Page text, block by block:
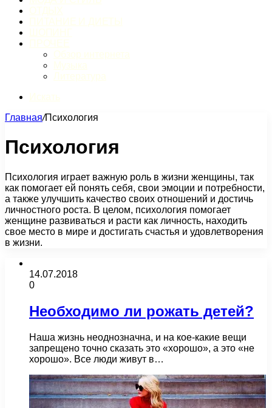
Главная/Психология
Психология
Психология играет важную роль в жизни женщины, так
как помогает ей понять себя, свои эмоции и потребности,
а также улучшить качество своих отношений и достичь
личностного роста. В целом, психология помогает
женщине развиваться и расти как личность, находить
свое место в мире и достигать счастья и удовлетворения
в жизни.
14.07.2018
0
Необходимо ли рожать детей?
Наша жизнь неоднозначна, и на кое-какие вещи
запрещено точно сказать это «хорошо», а это «не
хорошо». Все люди живут в…